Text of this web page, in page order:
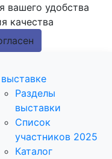
вашего удобства
качества
Разделы
выставки
Список
участников 2025
Каталог